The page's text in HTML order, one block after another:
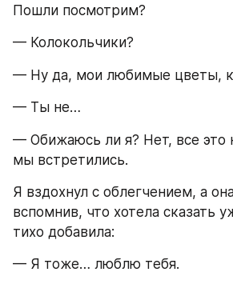
Пошли посмотрим?
— Колокольчики?
— Ну да, мои любимые цветы,
— Ты не…
— Обижаюсь ли я? Нет, все это
мы встретились.
Я вздохнул с облегчением, а
вспомнив, что хотела сказать
тихо добавила:
— Я тоже… люблю тебя.